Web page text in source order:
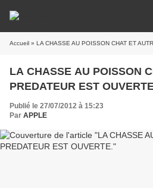
Accueil » LA CHASSE AU POISSON CHAT ET
LA CHASSE AU POISSON
PREDATEUR EST
Publié le 27/07/2012 à 15:23
Par APPLE